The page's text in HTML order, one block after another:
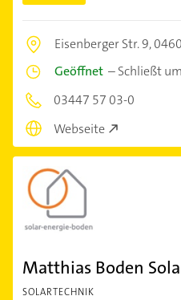
Eisenberger Str. 9,
Geöffnet –Schließt
03447 57 03-0
Webseite
Matthias Boden
SOLARTECHNIK